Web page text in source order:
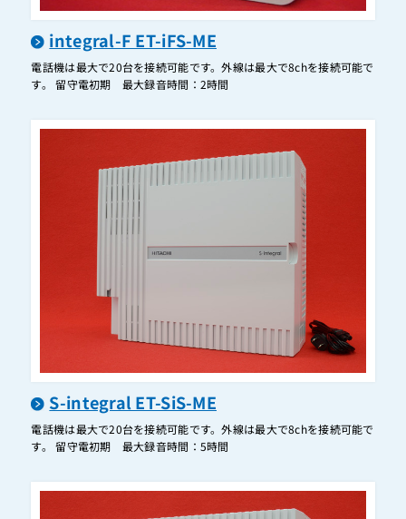
ET-26iA-IR
ET-2COI-Gi
ET-2COI-iA/M
ET-2COI-iF
ET-2DS+4DC-iA2/L+ET-2DSU-iA/L
ET-2DSUDTI-Gi
ET-2DSUIS-iA/L+ET-2DSU-iA/L
ET-2DSUIS-iA/L2+ET-2DSU-iA/L
ET-2DSUIS-iE
ET-2DSUIS-iF
ET-2DSUIS-iZ/M
integral-F ET-iFS-ME
電話機は最大で20台を接続可能です。外線は最大で8chを接続可能で
す。 留守電初期 最大録音時間：2時間
S-integral ET-SiS-ME
電話機は最大で20台を接続可能です。外線は最大で8chを接続可能で
す。 留守電初期 最大録音時間：5時間